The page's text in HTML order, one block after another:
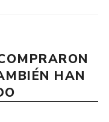
HAN